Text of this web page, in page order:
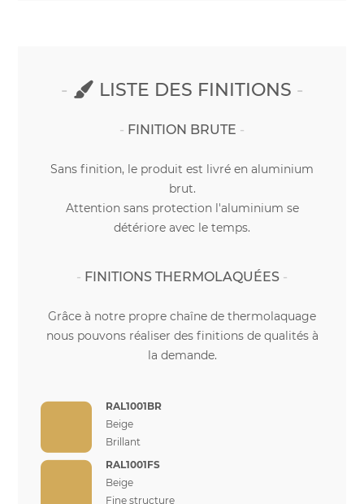
LISTE DES FINITIONS
FINITION BRUTE
Sans finition, le produit est livré en aluminium
brut.
Attention sans protection l'aluminium se
détériore avec le temps.
FINITIONS THERMOLAQUÉES
Grâce à notre propre chaîne de thermolaquage
nous pouvons réaliser des finitions de qualités à
la demande.
RAL1001BR
Beige
Brillant
RAL1001FS
Beige
Fine structure